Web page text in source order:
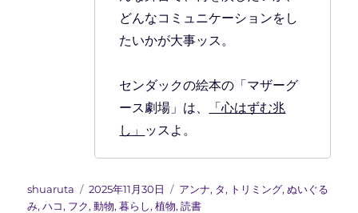
どんなコミュニケーションをし
たいかが大事ッス。
センダックの絵本の「マザーグ
ース劇場」は、
「心はずむ兆
し」 ッスよ。
投
稿
shuaruta
投
稿
2025年11月30日
カ
テ
アンナ, タ, トリミング,ぬいぐる
み,ハコ, フク,動物,暮らし,植物,読書